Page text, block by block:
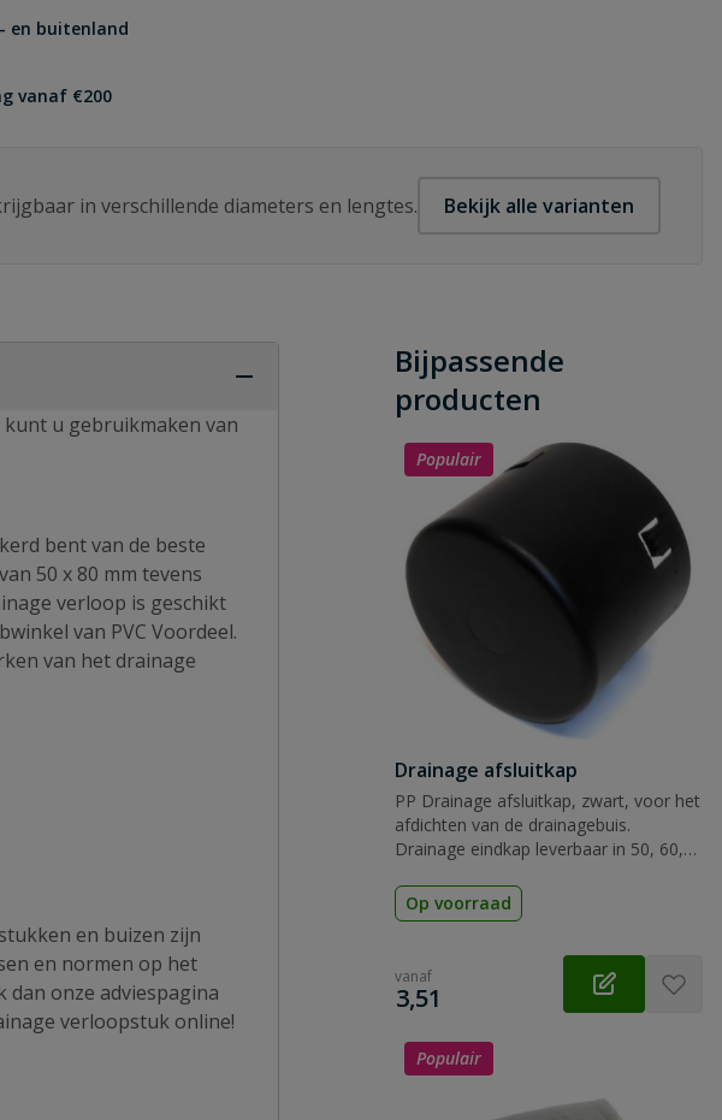
en buitenland
vanaf €200
in verschillende diameters en lengtes. Bekijk alle varianten
u gebruikmaken van
bent van de beste
50 x 80 mm tevens
verloop is geschikt
van PVC Voordeel.
van het drainage
en buizen zijn
en normen op het
dan onze adviespagina
verloopstuk online!
Bijpassende
producten
Populair
Drainage afsluitkap
PP Drainage afsluitkap, zwart, voor het
afdichten van de drainagebuis.
Drainage eindkap leverbaar in 50, 60,
Op voorraad
vanaf
€
3,51
Populair